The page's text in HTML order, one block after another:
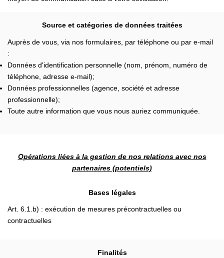
Source et catégories de données traitées
Auprès de vous, via nos formulaires, par téléphone ou par e-mail
:
Données d'identification personnelle (nom, prénom, numéro de
téléphone, adresse e-mail);
Données professionnelles (agence, société et adresse
professionnelle);
Toute autre information que vous nous auriez communiquée.
Opérations liées à la gestion de nos relations avec nos
partenaires (potentiels)
Bases légales
Art. 6.1.b) : exécution de mesures précontractuelles ou
contractuelles
Finalités